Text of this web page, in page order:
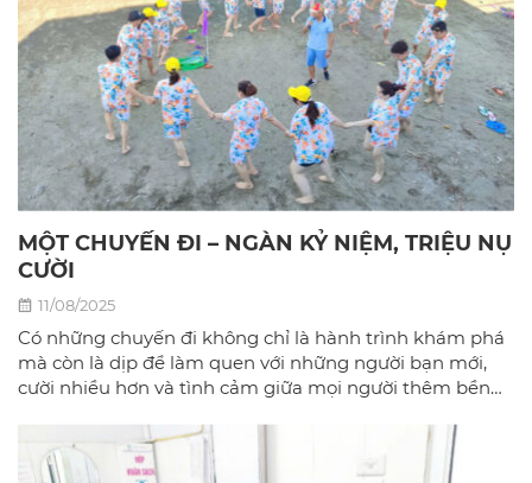
MỘT CHUYẾN ĐI – NGÀN KỶ NIỆM, TRIỆU NỤ
CƯỜI
11/08/2025
Có những chuyến đi không chỉ là hành trình khám phá
mà còn là dịp để làm quen với những người bạn mới,
cười nhiều hơn và tình cảm giữa mọi người thêm bền